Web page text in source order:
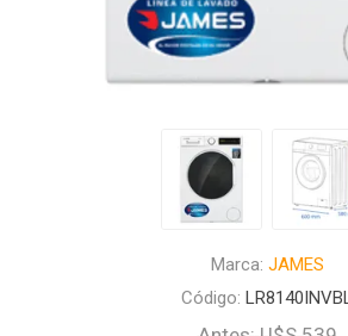
Marca: JAMES
Código: LR8140INVBL